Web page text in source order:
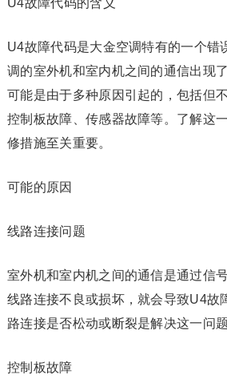
U4故障代码的含义
U4故障代码是大金空调特有的一个错
调的室外机和室内机之间的通信出现
可能是由于多种原因引起的，包括但
控制板故障、传感器故障等。了解这
修措施至关重要。
可能的原因
线路连接问题
室外机和室内机之间的通信是通过信
线路连接不良或损坏，就会导致U4故
路连接是否松动或断裂是解决这一问
控制板故障